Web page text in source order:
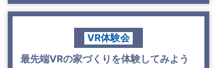
VR体験会
最先端VRの家づくりを体験してみよう